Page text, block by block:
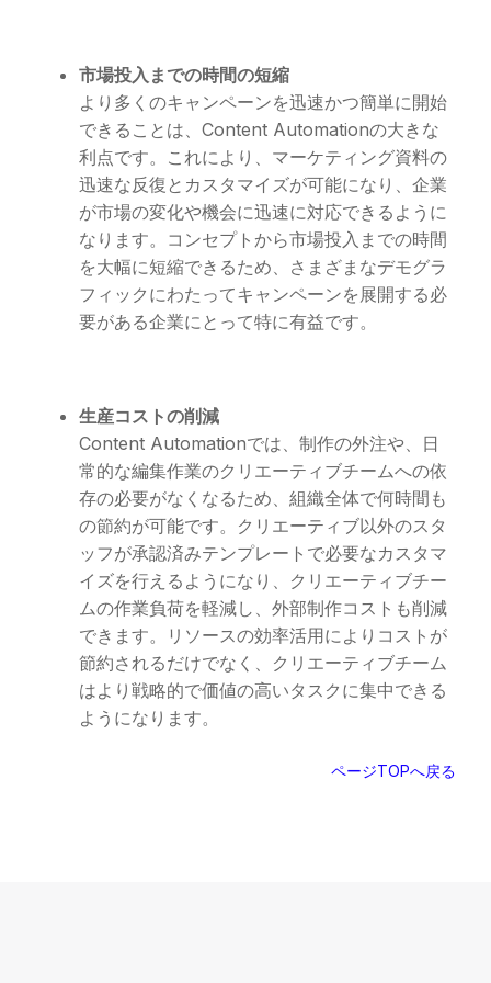
市場投入までの時間の短縮
より多くのキャンペーンを迅速かつ簡単に開始
できることは、Content Automationの大きな
利点です。これにより、マーケティング資料の
迅速な反復とカスタマイズが可能になり、企業
が市場の変化や機会に迅速に対応できるように
なります。コンセプトから市場投入までの時間
を大幅に短縮できるため、さまざまなデモグラ
フィックにわたってキャンペーンを展開する必
要がある企業にとって特に有益です。
生産コストの削減
Content Automationでは、制作の外注や、日
常的な編集作業のクリエーティブチームへの依
存の必要がなくなるため、組織全体で何時間も
の節約が可能です。クリエーティブ以外のスタ
ッフが承認済みテンプレートで必要なカスタマ
イズを行えるようになり、クリエーティブチー
ムの作業負荷を軽減し、外部制作コストも削減
できます。リソースの効率活用によりコストが
節約されるだけでなく、クリエーティブチーム
はより戦略的で価値の高いタスクに集中できる
ようになります。
ページTOPへ戻る